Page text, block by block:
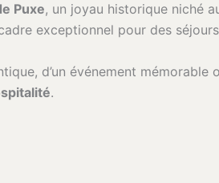
Puxe, un joyau historique niché
exceptionnel pour des
d’un événement
.